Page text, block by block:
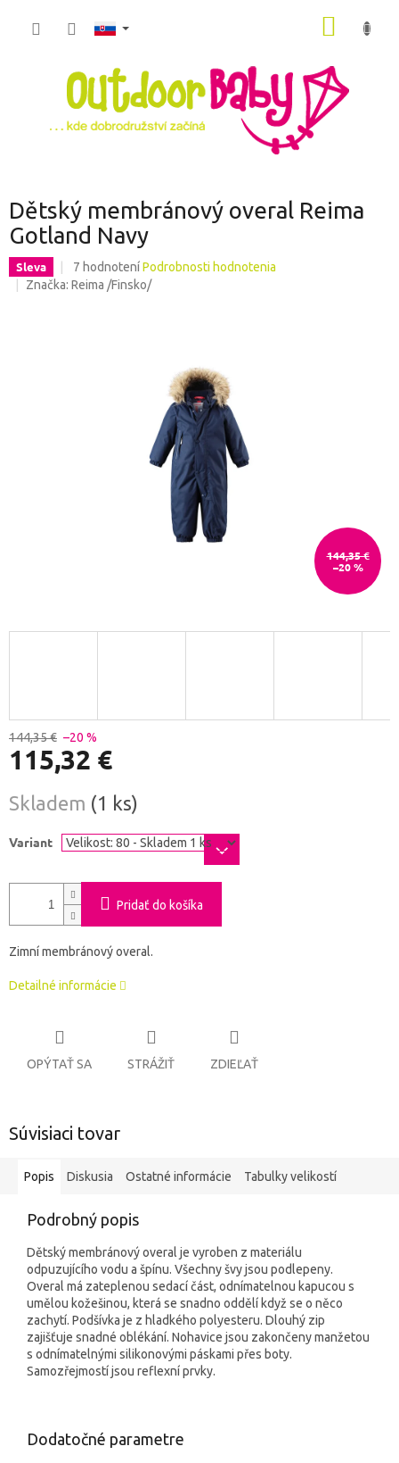
Dětský membránový overal Reima
Gotland Navy
Sleva
Priemerné
hodnotenie
7 hodnotení Podrobnosti hodnotenia
Značka: Reima /Finsko/
144,35 €
–20 %
144,35 € –20 %
115,32 €
cena:
Skladem (1 ks)
Variant
Pridať do košíka
Zimní membránový overal.
Detailné informácie
OPÝTAŤ SA STRÁŽIŤ ZDIEĽAŤ
Súvisiaci tovar
Popis Diskusia Ostatné informácie Tabulky velikostí
Podrobný popis
Dětský membránový overal je vyroben z materiálu
odpuzujícího vodu a špínu. Všechny švy jsou podlepeny.
Overal má zateplenou sedací část, odnímatelnou kapucou s
umělou kožešinou, která se snadno oddělí když se o něco
zachytí. Podšívka je z hladkého polyesteru. Dlouhý zip
zajišťuje snadné oblékání. Nohavice jsou zakončeny manžetou
s odnímatelnými silikonovými páskami přes boty.
Samozřejmostí jsou reflexní prvky.
Dodatočné parametre